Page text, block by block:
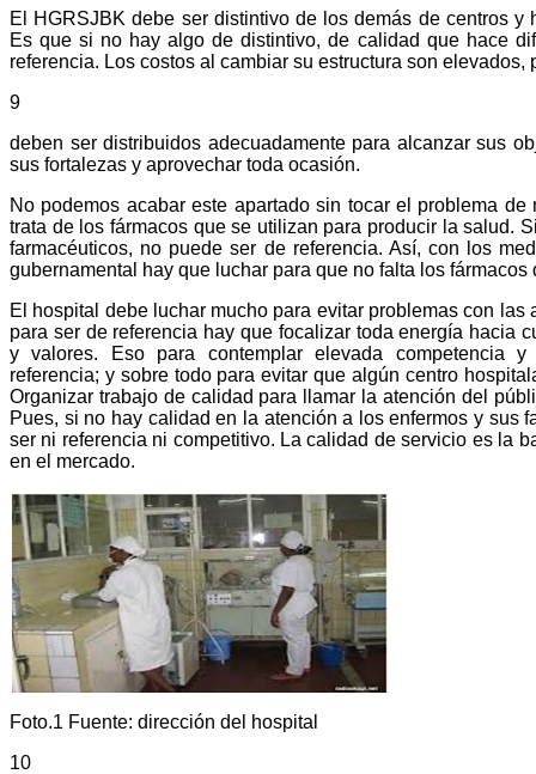
El HGRSJBK debe ser distintivo de los demás de centros y
Es que si no hay algo de distintivo, de calidad que hace
referencia. Los costos al cambiar su estructura son
9
deben ser distribuidos adecuadamente para alcanzar sus
sus fortalezas y aprovechar toda ocasión.
No podemos acabar este apartado sin tocar el problema
trata de los fármacos que se utilizan para producir la salud.
farmacéuticos, no puede ser de referencia. Así, con los
gubernamental hay que luchar para que no falta los fármacos
El hospital debe luchar mucho para evitar problemas con las
para ser de referencia hay que focalizar toda energía hacia
y valores. Eso para contemplar elevada competencia
referencia; y sobre todo para evitar que algún centro
Organizar trabajo de calidad para llamar la atención del
Pues, si no hay calidad en la atención a los enfermos y sus
ser ni referencia ni competitivo. La calidad de servicio es la
en el mercado.
Foto.1 Fuente: dirección del hospital
10